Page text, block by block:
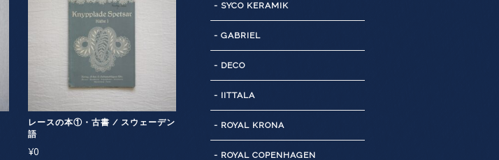
レースの本①・古書 / スウェーデン
語
¥0
- SYCO KERAMIK
- GABRIEL
- DECO
- IITTALA
- ROYAL KRONA
- ROYAL COPENHAGEN